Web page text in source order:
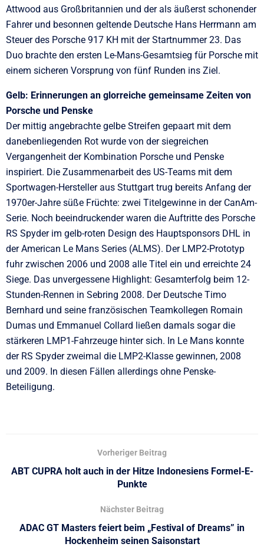
Attwood aus Großbritannien und der als äußerst schonender
Fahrer und besonnen geltende Deutsche Hans Herrmann am
Steuer des Porsche 917 KH mit der Startnummer 23. Das
Duo brachte den ersten Le-Mans-Gesamtsieg für Porsche mit
einem sicheren Vorsprung von fünf Runden ins Ziel.
Gelb: Erinnerungen an glorreiche gemeinsame Zeiten von
Porsche und Penske
Der mittig angebrachte gelbe Streifen gepaart mit dem
danebenliegenden Rot wurde von der siegreichen
Vergangenheit der Kombination Porsche und Penske
inspiriert. Die Zusammenarbeit des US-Teams mit dem
Sportwagen-Hersteller aus Stuttgart trug bereits Anfang der
1970er-Jahre süße Früchte: zwei Titelgewinne in der CanAm-
Serie. Noch beeindruckender waren die Auftritte des Porsche
RS Spyder im gelb-roten Design des Hauptsponsors DHL in
der American Le Mans Series (ALMS). Der LMP2-Prototyp
fuhr zwischen 2006 und 2008 alle Titel ein und erreichte 24
Siege. Das unvergessene Highlight: Gesamterfolg beim 12-
Stunden-Rennen in Sebring 2008. Der Deutsche Timo
Bernhard und seine französischen Teamkollegen Romain
Dumas und Emmanuel Collard ließen damals sogar die
stärkeren LMP1-Fahrzeuge hinter sich. In Le Mans konnte
der RS Spyder zweimal die LMP2-Klasse gewinnen, 2008
und 2009. In diesen Fällen allerdings ohne Penske-
Beteiligung.
Vorheriger Beitrag
ABT CUPRA holt auch in der Hitze Indonesiens Formel-E-
Punkte
Nächster Beitrag
ADAC GT Masters feiert beim „Festival of Dreams” in
Hockenheim seinen Saisonstart